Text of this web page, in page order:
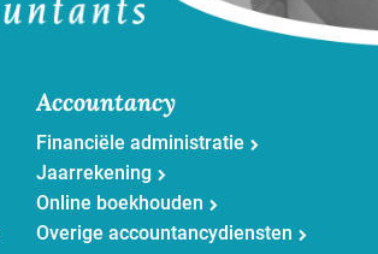
Accountancy
Financiële administratie
Jaarrekening
Online boekhouden
Overige accountancydiensten